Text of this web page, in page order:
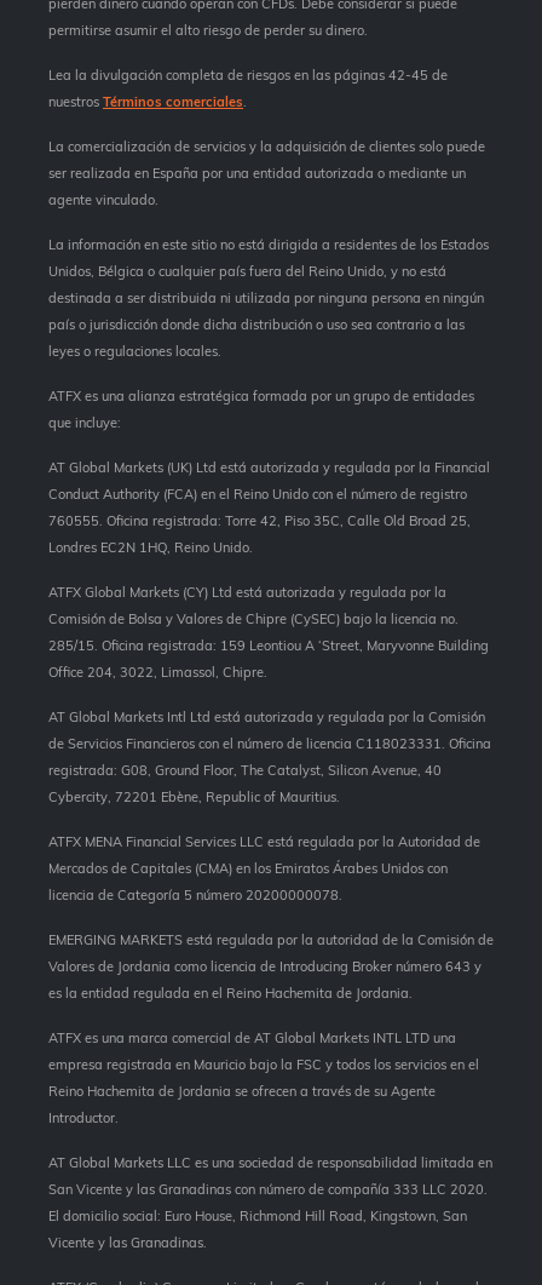
pierden dinero cuando operan con CFDs. Debe considerar si puede
permitirse asumir el alto riesgo de perder su dinero.
Lea la divulgación completa de riesgos en las páginas 42-45 de
nuestros Términos comerciales.
La comercialización de servicios y la adquisición de clientes solo puede
ser realizada en España por una entidad autorizada o mediante un
agente vinculado.
La información en este sitio no está dirigida a residentes de los Estados
Unidos, Bélgica o cualquier país fuera del Reino Unido, y no está
destinada a ser distribuida ni utilizada por ninguna persona en ningún
país o jurisdicción donde dicha distribución o uso sea contrario a las
leyes o regulaciones locales.
ATFX es una alianza estratégica formada por un grupo de entidades
que incluye:
AT Global Markets (UK) Ltd está autorizada y regulada por la Financial
Conduct Authority (FCA) en el Reino Unido con el número de registro
760555. Oficina registrada: Torre 42, Piso 35C, Calle Old Broad 25,
Londres EC2N 1HQ, Reino Unido.
ATFX Global Markets (CY) Ltd está autorizada y regulada por la
Comisión de Bolsa y Valores de Chipre (CySEC) bajo la licencia no.
285/15. Oficina registrada: 159 Leontiou A ‘Street, Maryvonne Building
Office 204, 3022, Limassol, Chipre.
AT Global Markets Intl Ltd está autorizada y regulada por la Comisión
de Servicios Financieros con el número de licencia C118023331. Oficina
registrada: G08, Ground Floor, The Catalyst, Silicon Avenue, 40
Cybercity, 72201 Ebène, Republic of Mauritius.
ATFX MENA Financial Services LLC está regulada por la Autoridad de
Mercados de Capitales (CMA) en los Emiratos Árabes Unidos con
licencia de Categoría 5 número 20200000078.
EMERGING MARKETS está regulada por la autoridad de la Comisión de
Valores de Jordania como licencia de Introducing Broker número 643 y
es la entidad regulada en el Reino Hachemita de Jordania.
ATFX es una marca comercial de AT Global Markets INTL LTD una
empresa registrada en Mauricio bajo la FSC y todos los servicios en el
Reino Hachemita de Jordania se ofrecen a través de su Agente
Introductor.
AT Global Markets LLC es una sociedad de responsabilidad limitada en
San Vicente y las Granadinas con número de compañía 333 LLC 2020.
El domicilio social: Euro House, Richmond Hill Road, Kingstown, San
Vicente y las Granadinas.